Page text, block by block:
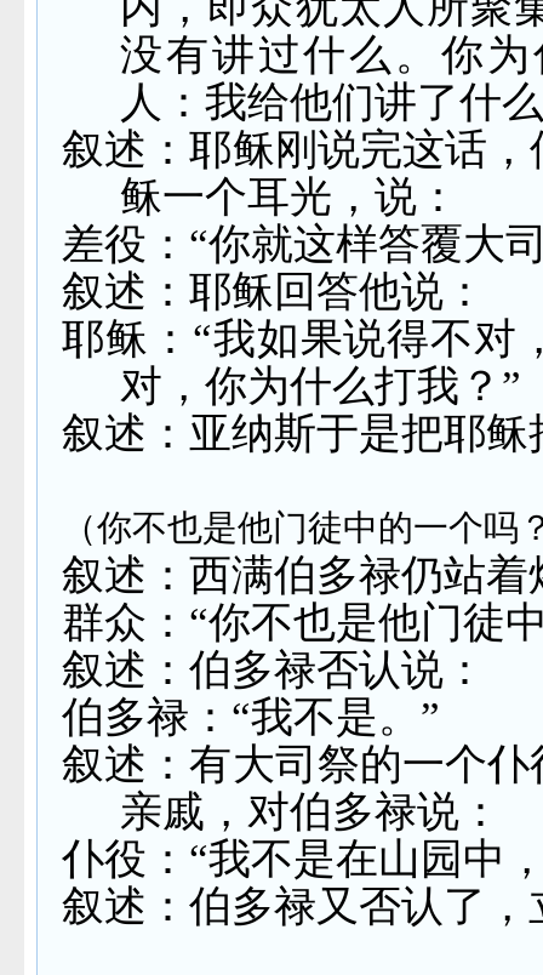
没有讲过什么。你
人：我给他们讲了什
叙述：耶稣刚说完这话
稣一个耳光，说：
差役：“你就这样答覆大
叙述：耶稣回答他说：
耶稣：“我如果说得不对
对，你为什么打我？”
叙述：亚纳斯于是把耶
（你不也是他门徒中的一个吗
叙述：西满伯多禄仍站
群众：“你不也是他门徒
叙述：伯多禄否认说：
伯多禄：“我不是。”
叙述：有大司祭的一个
亲戚，对伯多禄说：
仆役：“我不是在山园中
叙述：伯多禄又否认了